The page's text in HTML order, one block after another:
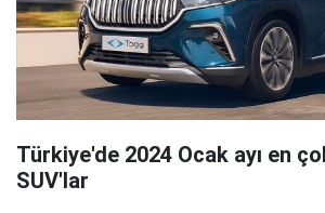
Türkiye'de 2024 Ocak ayı en
SUV'lar